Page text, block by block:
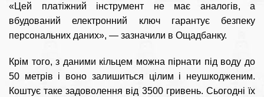
«Цей платіжний інструмент не має аналогів, а
вбудований електронний ключ гарантує безпеку
персональних даних», — зазначили в Ощадбанку.
Крім того, з даними кільцем можна пірнати під воду до
50 метрів і воно залишиться цілим і неушкодженим.
Коштує таке задоволення від 3500 гривень. Сьогодні їх